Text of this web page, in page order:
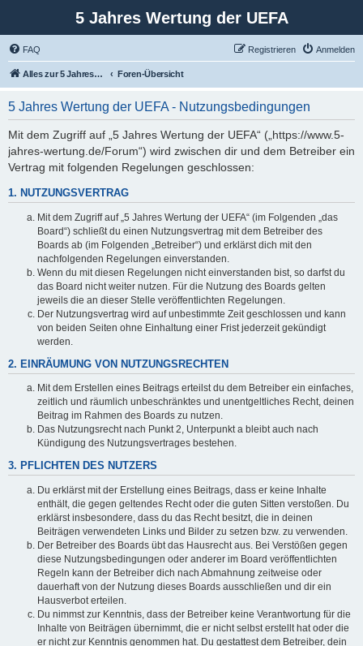
5 Jahres Wertung der UEFA
FAQ Anmelden
Registrieren
Alles zur 5 Jahreswertung / Tabelle der UEFA mit vielen Statistiken. Foren-Übersicht
5 Jahres Wertung der UEFA - Nutzungsbedingungen
Mit dem Zugriff auf „5 Jahres Wertung der UEFA“ („https://www.5-
jahres-wertung.de/Forum“) wird zwischen dir und dem Betreiber ein
Vertrag mit folgenden Regelungen geschlossen:
1. NUTZUNGSVERTRAG
Mit dem Zugriff auf „5 Jahres Wertung der UEFA“ (im Folgenden „das
Board“) schließt du einen Nutzungsvertrag mit dem Betreiber des
Boards ab (im Folgenden „Betreiber“) und erklärst dich mit den
nachfolgenden Regelungen einverstanden.
Wenn du mit diesen Regelungen nicht einverstanden bist, so darfst du
das Board nicht weiter nutzen. Für die Nutzung des Boards gelten
jeweils die an dieser Stelle veröffentlichten Regelungen.
Der Nutzungsvertrag wird auf unbestimmte Zeit geschlossen und kann
von beiden Seiten ohne Einhaltung einer Frist jederzeit gekündigt
werden.
2. EINRÄUMUNG VON NUTZUNGSRECHTEN
Mit dem Erstellen eines Beitrags erteilst du dem Betreiber ein einfaches,
zeitlich und räumlich unbeschränktes und unentgeltliches Recht, deinen
Beitrag im Rahmen des Boards zu nutzen.
Das Nutzungsrecht nach Punkt 2, Unterpunkt a bleibt auch nach
Kündigung des Nutzungsvertrages bestehen.
3. PFLICHTEN DES NUTZERS
Du erklärst mit der Erstellung eines Beitrags, dass er keine Inhalte
enthält, die gegen geltendes Recht oder die guten Sitten verstoßen. Du
erklärst insbesondere, dass du das Recht besitzt, die in deinen
Beiträgen verwendeten Links und Bilder zu setzen bzw. zu verwenden.
Der Betreiber des Boards übt das Hausrecht aus. Bei Verstößen gegen
diese Nutzungsbedingungen oder anderer im Board veröffentlichten
Regeln kann der Betreiber dich nach Abmahnung zeitweise oder
dauerhaft von der Nutzung dieses Boards ausschließen und dir ein
Hausverbot erteilen.
Du nimmst zur Kenntnis, dass der Betreiber keine Verantwortung für die
Inhalte von Beiträgen übernimmt, die er nicht selbst erstellt hat oder die
er nicht zur Kenntnis genommen hat. Du gestattest dem Betreiber, dein